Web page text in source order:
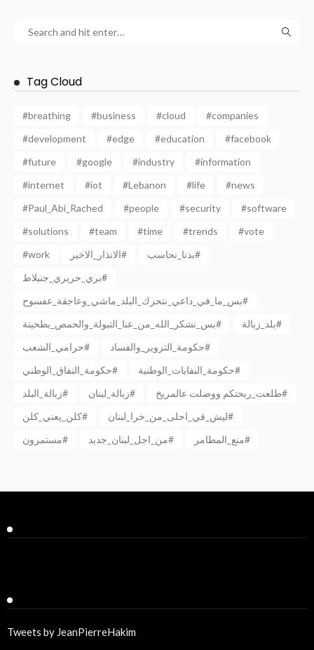
Tag Cloud
#breathing #business #cloud
#companies
#development
#edge #education
#facebook
#future
#google #industry
#information
#internet
#iot #Lebanon #life
#news
#Paul_Abi_Rached
#people #security
#software
#solutions
#team #time #trends
#vote
#work
الانذار_الاخير#
بدنا_نحاسب#
بري_حريري_جنبلاط#
بس_ما_في_داعي_نتحرك_البلد_ماشي_وعاجقة_عفسوح#
بس_نشكر_الله_من_عنا_التبولة_والحمص_بطحينة#
بلد_زبالة#
حرامي_الشعب#
حكومة_التزوير_والفساد#
حكومة_النفاق_الوطني#
حكومة_النفايات_الوطنية#
زبالة_البلد#
زبالة_لبنان#
طلعت_ريحتكم ووصلت عالمريخ#
كلن_يعني_كلن#
ليش_في_احلى_من_خرا_لبنان#
مستمرون#
من_اجل_لبنان_جديد# منع_المطامر#
Tweets by JeanPierreHakim